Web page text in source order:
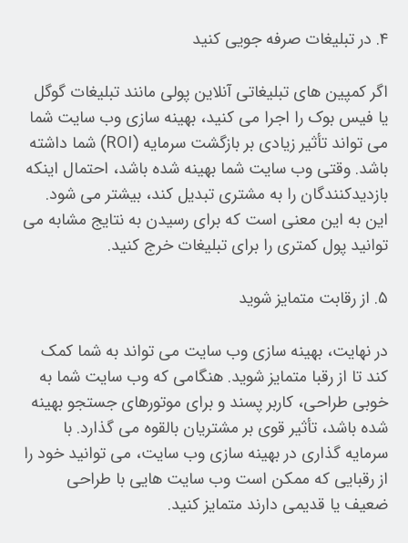
۴. در تبلیغات صرفه جویی کنید
اگر کمپین های تبلیغاتی آنلاین پولی مانند تبلیغات گوگل
یا فیس بوک را اجرا می کنید، بهینه سازی وب سایت شما
می تواند تأثیر زیادی بر بازگشت سرمایه (ROI) شما داشته
باشد. وقتی وب سایت شما بهینه شده باشد، احتمال اینکه
بازدیدکنندگان را به مشتری تبدیل کند، بیشتر می شود.
این به این معنی است که برای رسیدن به نتایج مشابه می
توانید پول کمتری را برای تبلیغات خرج کنید.
۵. از رقابت متمایز شوید
در نهایت، بهینه سازی وب سایت می تواند به شما کمک
کند تا از رقبا متمایز شوید. هنگامی که وب سایت شما به
خوبی طراحی، کاربر پسند و برای موتورهای جستجو بهینه
شده باشد، تأثیر قوی بر مشتریان بالقوه می گذارد. با
سرمایه گذاری در بهینه سازی وب سایت، می توانید خود را
از رقبایی که ممکن است وب سایت هایی با طراحی
ضعیف یا قدیمی دارند متمایز کنید.